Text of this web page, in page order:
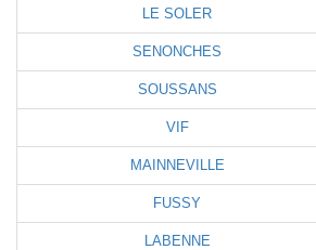
LE SOLER
SENONCHES
SOUSSANS
VIF
MAINNEVILLE
FUSSY
LABENNE